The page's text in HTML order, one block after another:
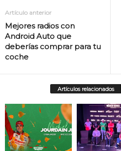
Artículo anterior
Mejores radios con
Android Auto que
deberías comprar para tu
coche
Artículos relacionados